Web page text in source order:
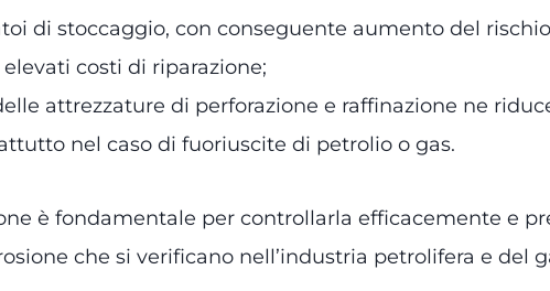
di stoccaggio, con conseguente aumento del
costi di riparazione;
attrezzature di perforazione e raffinazione ne
nel caso di fuoriuscite di petrolio o gas.
è fondamentale per controllarla efficacemente e
che si verificano nell’industria petrolifera e del